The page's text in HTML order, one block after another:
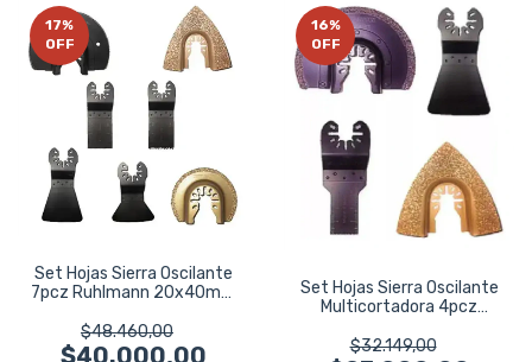
17%
OFF
Set Hojas Sierra Oscilante
7pcz Ruhlmann 20x40mm
$48.460,00
16%
OFF
Set Hojas Sierra Oscilante
Multicortadora 4pcz
$32.149,00